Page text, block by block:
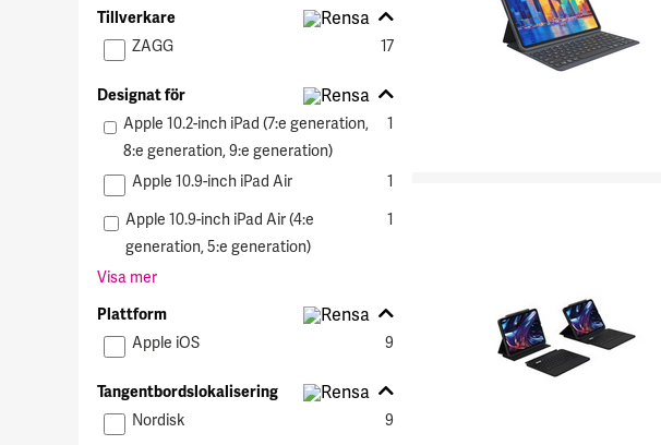
Tillverkare
Tillverkare
ZAGG
17
Designat
Designat för
Apple 10.2-inch iPad (7:e generation,
8:e generation, 9:e generation)
1
Apple 10.9-inch iPad Air 1
Apple 10.9-inch iPad Air (4:e
generation, 5:e generation)
1
Visa mer
Plattform
Plattform
Apple iOS
9
Tangentbordslokalisering
Tangentbordslokalisering
Nordisk
9